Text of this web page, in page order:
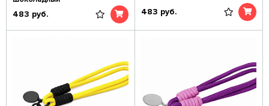
483 руб. 483 руб.